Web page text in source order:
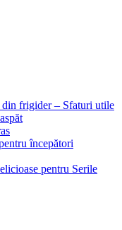
frigider – Sfaturi utile
începători
pentru Serile